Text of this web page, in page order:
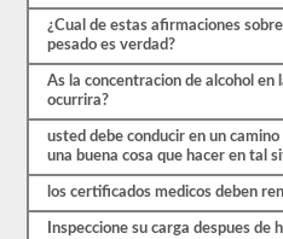
tener
buen
conocimiento
del
material
antes
salir
para
tomar
¿Cual de estas afirmaciones
pesado es verdad?
As la concentracion de alcohol en
ocurrira?
usted debe conducir en un
una buena cosa que hacer en tal
los certificados medicos deben
Inspeccione su carga despues de